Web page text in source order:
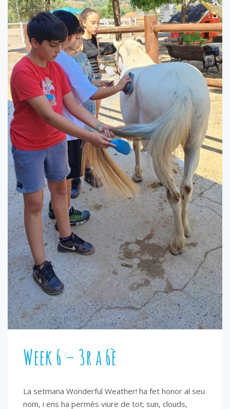
Week 6 – 3r a 6è
La setmana Wonderful Weather! ha fet honor al seu
nom, i ens ha permès viure de tot; sun, clouds,